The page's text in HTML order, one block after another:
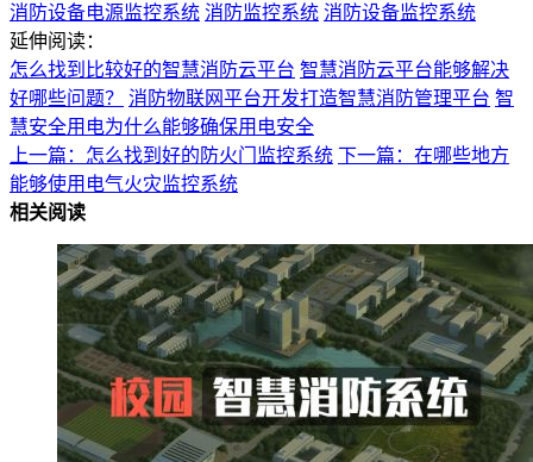
消防设备电源监控系统 消防监控系统 消防设备监控系统
延伸阅读：
怎么找到比较好的智慧消防云平台 智慧消防云平台能够解决
好哪些问题？
消防物联网平台开发打造智慧消防管理平台 智
慧安全用电为什么能够确保用电安全
上一篇：怎么找到好的防火门监控系统 下一篇：在哪些地方
能够使用电气火灾监控系统
相关阅读